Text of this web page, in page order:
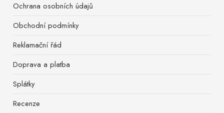
Ochrana osobních údajů
Obchodní podmínky
Reklamační řád
Doprava a platba
Splátky
Recenze